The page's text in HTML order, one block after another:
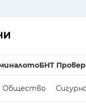
БНТ
Общество